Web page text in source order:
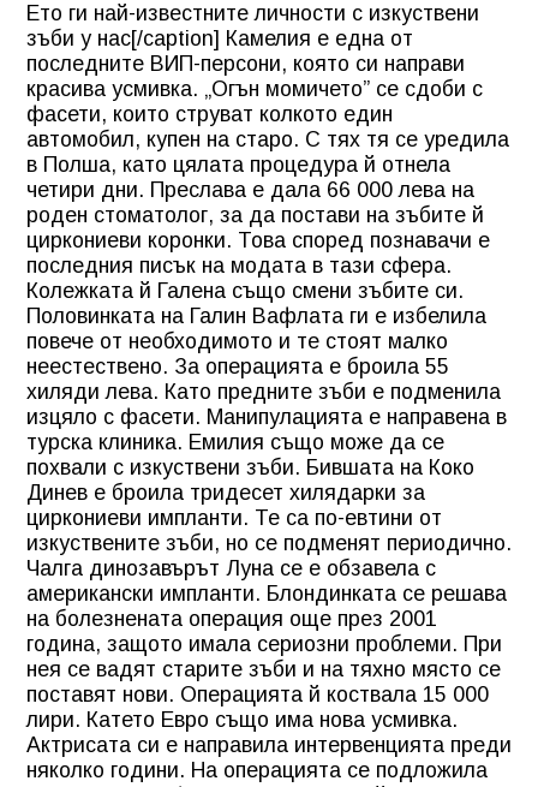
Ето ги най-известните личности с изкуствени
зъби у нас[/caption] Камелия е една от
последните ВИП-персони, която си направи
красива усмивка. „Огън момичето” се сдоби с
фасети, които струват колкото един
автомобил, купен на старо. С тях тя се уредила
в Полша, като цялата процедура й отнела
четири дни. Преслава е дала 66 000 лева на
роден стоматолог, за да постави на зъбите й
циркониеви коронки. Това според познавачи е
последния писък на модата в тази сфера.
Колежката й Галена също смени зъбите си.
Половинката на Галин Вафлата ги е избелила
повече от необходимото и те стоят малко
неестествено. За операцията е броила 55
хиляди лева. Като предните зъби е подменила
изцяло с фасети. Манипулацията е направена в
турска клиника. Емилия също може да се
похвали с изкуствени зъби. Бившата на Коко
Динев е броила тридесет хилядарки за
циркониеви импланти. Те са по-евтини от
изкуствените зъби, но се подменят периодично.
Чалга динозавърът Луна се е обзавела с
американски импланти. Блондинката се решава
на болезнената операция още през 2001
година, защото имала сериозни проблеми. При
нея се вадят старите зъби и на тяхно място се
поставят нови. Операцията й коствала 15 000
лири. Катето Евро също има нова усмивка.
Актрисата си е направила интервенцията преди
няколко години. На операцията се подложила